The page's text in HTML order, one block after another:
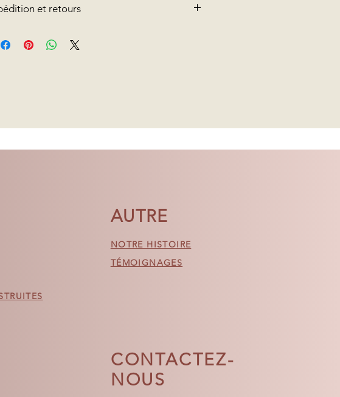
et retours
de plus de 70 $. Pour les commandes
AUTRE
NOTRE HISTOIRE
TÉMOIGNAGES
CONTACTEZ-
NOUS